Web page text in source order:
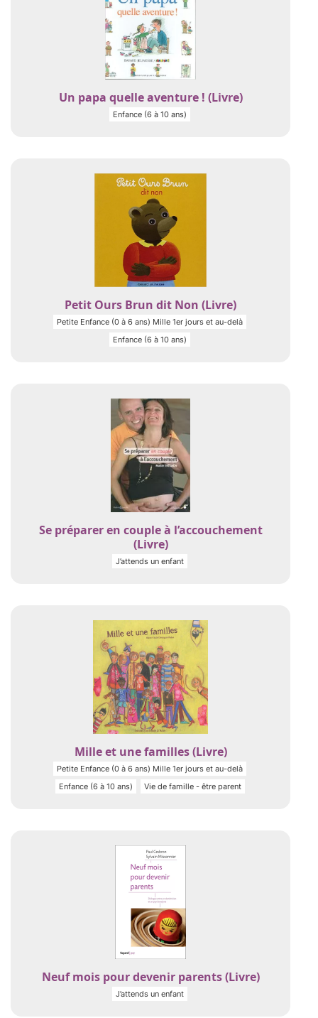
Un papa quelle aventure ! (Livre)
Enfance (6 à 10 ans)
Petit Ours Brun dit Non (Livre)
Petite Enfance (0 à 6 ans) Mille 1er jours et au-delà
Enfance (6 à 10 ans)
Se préparer en couple à l’accouchement
(Livre)
J’attends un enfant
Mille et une familles (Livre)
Petite Enfance (0 à 6 ans) Mille 1er jours et au-delà
Enfance (6 à 10 ans)
Vie de famille - être parent
Neuf mois pour devenir parents (Livre)
J’attends un enfant